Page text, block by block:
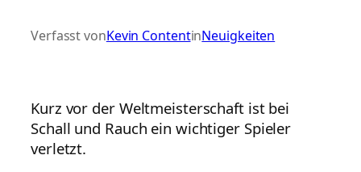
Verfasst vonKevin ContentinNeuigkeiten
Kurz vor der Weltmeisterschaft ist bei
Schall und Rauch ein wichtiger Spieler
verletzt.